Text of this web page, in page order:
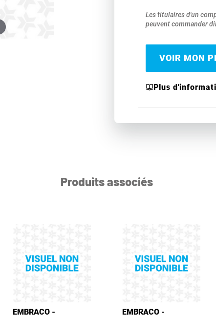
Les titulaires d'un
peuvent commander
VOIR MON
Plus
Produits associés
EMBRACO -
EMBRACO -